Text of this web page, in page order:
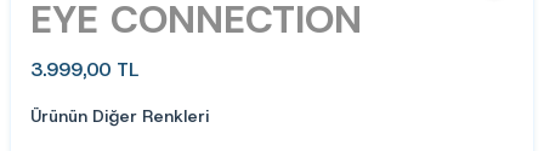
EYE CONNECTION
3.999,00 TL
Ürünün Diğer Renkleri